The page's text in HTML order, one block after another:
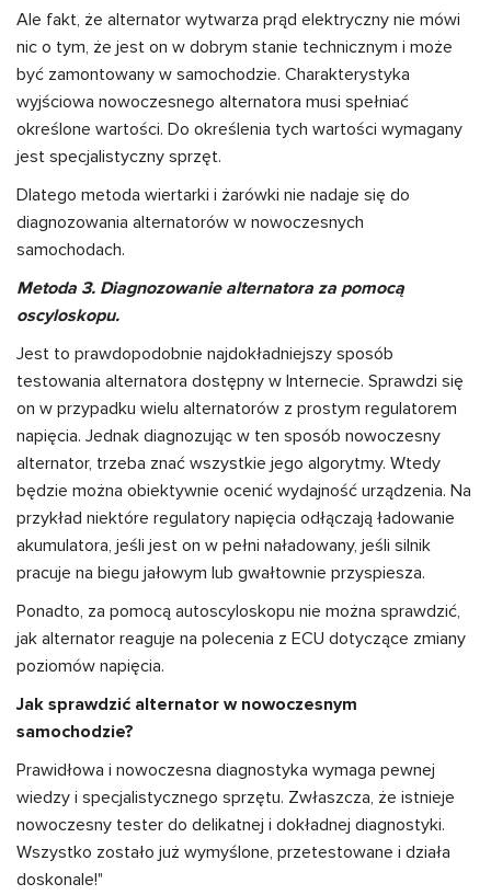
Ale fakt, że alternator wytwarza prąd elektryczny nie mówi
nic o tym, że jest on w dobrym stanie technicznym i może
być zamontowany w samochodzie. Charakterystyka
wyjściowa nowoczesnego alternatora musi spełniać
określone wartości. Do określenia tych wartości wymagany
jest specjalistyczny sprzęt.
Dlatego metoda wiertarki i żarówki nie nadaje się do
diagnozowania alternatorów w nowoczesnych
samochodach.
Metoda 3. Diagnozowanie alternatora za pomocą
oscyloskopu.
Jest to prawdopodobnie najdokładniejszy sposób
testowania alternatora dostępny w Internecie. Sprawdzi się
on w przypadku wielu alternatorów z prostym regulatorem
napięcia. Jednak diagnozując w ten sposób nowoczesny
alternator, trzeba znać wszystkie jego algorytmy. Wtedy
będzie można obiektywnie ocenić wydajność urządzenia. Na
przykład niektóre regulatory napięcia odłączają ładowanie
akumulatora, jeśli jest on w pełni naładowany, jeśli silnik
pracuje na biegu jałowym lub gwałtownie przyspiesza.
Ponadto, za pomocą autoscyloskopu nie można sprawdzić,
jak alternator reaguje na polecenia z ECU dotyczące zmiany
poziomów napięcia.
Jak sprawdzić alternator w nowoczesnym
samochodzie?
Prawidłowa i nowoczesna diagnostyka wymaga pewnej
wiedzy i specjalistycznego sprzętu. Zwłaszcza, że istnieje
nowoczesny tester do delikatnej i dokładnej diagnostyki.
Wszystko zostało już wymyślone, przetestowane i działa
doskonale!"